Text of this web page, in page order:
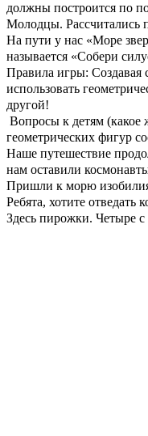
должны построится по
Молодцы. Рассчитались
На пути у нас «Море
называется «Собери
Правила игры:
использовать
другой!
Вопросы к детям (какое
геометрических фигур
Наше путешествие
нам оставили
Пришли к морю
Ребята, хотите отведать
Здесь пирожки. Четыре с